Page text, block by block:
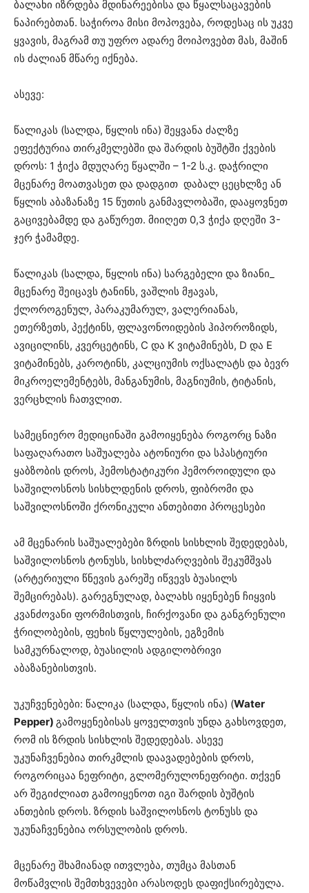
ბალახი იზრდება მდინარეებისა და წყალსაცავების
ნაპირებთან. საჭიროა მისი მოპოვება, როდესაც ის უკვე
ყვავის, მაგრამ თუ უფრო ადარე მოიპოვებთ მას, მაშინ
ის ძალიან მწარე იქნება.
ასევე:
წალიკას (სალდა, წყლის ინა) შეყვანა ძალზე
ეფექტურია თირკმელებში და შარდის ბუშტში ქვების
დროს: 1 ჭიქა მდუღარე წყალში – 1-2 ს.კ. დაჭრილი
მცენარე მოათვასეთ და დადგით დაბალ ცეცხლზე ან
წყლის აბაზანაზე 15 წუთის განმავლობაში, დააყოვნეთ
გაცივებამდე და გაწურეთ. მიიღეთ 0,3 ჭიქა დღეში 3-
ჯერ ჭამამდე.
წალიკას (სალდა, წყლის ინა) სარგებელი და ზიანი_
მცენარე შეიცავს ტანინს, ვაშლის მჟავას,
ქლოროგენულ, პარაკუმარულ, ვალერიანას,
ეთერზეთს, პექტინს, ფლავონოიდების ჰიპოროზიდს,
ავიცილინს, კვერცეტინს, C და K ვიტამინებს, D და E
ვიტამინებს, კაროტინს, კალციუმის ოქსალატს და ბევრ
მიკროელემენტებს, მანგანუმის, მაგნიუმის, ტიტანის,
ვერცხლის ჩათვლით.
სამეცნიერო მედიცინაში გამოიყენება როგორც ნაზი
საფაღარათო საშუალება ატონიური და სპასტიური
ყაბზობის დროს, ჰემოსტატიკური ჰემოროიდული და
საშვილოსნოს სისხლდენის დროს, ფიბრომი და
საშვილოსნოში ქრონიკული ანთებითი პროცესები
ამ მცენარის საშუალებები ზრდის სისხლის შედედებას,
საშვილოსნოს ტონუსს, სისხლძარღვების შეკუმშვას
(არტერიული წნევის გარეშე იწვევს ბუასილს
შემცირებას). გარეგნულად, ბალახს იყენებენ ჩიყვის
კვანძოვანი ფორმისთვის, ჩირქოვანი და განგრენული
ჭრილობების, ფეხის წყლულების, ეგზემის
სამკურნალოდ, ბუასილის ადგილობრივი
აბაზანებისთვის.
უკუჩვენებები: წალიკა (სალდა, წყლის ინა) (Water
Pepper) გამოყენებისას ყოველთვის უნდა გახსოვდეთ,
რომ ის ზრდის სისხლის შედედებას. ასევე
უკუნაჩვენებია თირკმლის დაავადებების დროს,
როგორიცაა ნეფრიტი, გლომერულონეფრიტი. თქვენ
არ შეგიძლიათ გამოიყენოთ იგი შარდის ბუშტის
ანთების დროს. ზრდის საშვილოსნოს ტონუსს და
უკუნაჩვენებია ორსულობის დროს.
მცენარე შხამიანად ითვლება, თუმცა მასთან
მოწამვლის შემთხვევები არასოდეს დაფიქსირებულა.